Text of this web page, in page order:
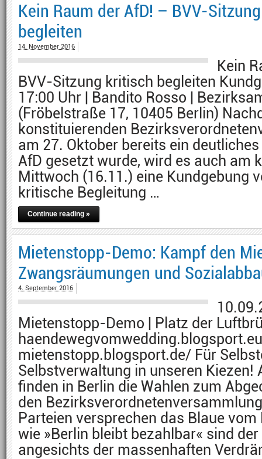
Kein Raum der AfD! – BVV-
begleiten
14. November 2016
Kein
BVV-Sitzung kritisch begleiten
17:00 Uhr | Bandito Rosso |
(Fröbelstraße 17, 10405 Berlin)
konstituierenden
am 27. Oktober bereits ein
AfD gesetzt wurde, wird es auch am
Mittwoch (16.11.) eine Kundgebung
kritische Begleitung …
Continue reading »
Mietenstopp-Demo: Kampf den
Zwangsräumungen und
4. September 2016
Mietenstopp-Demo | Platz der
mietenstopp.blogsport.de/ Für
Selbstverwaltung in unseren Kiezen!
finden in Berlin die Wahlen zum
den
Parteien versprechen das Blaue
wie »Berlin bleibt bezahlbar« sind
angesichts der massenhaften